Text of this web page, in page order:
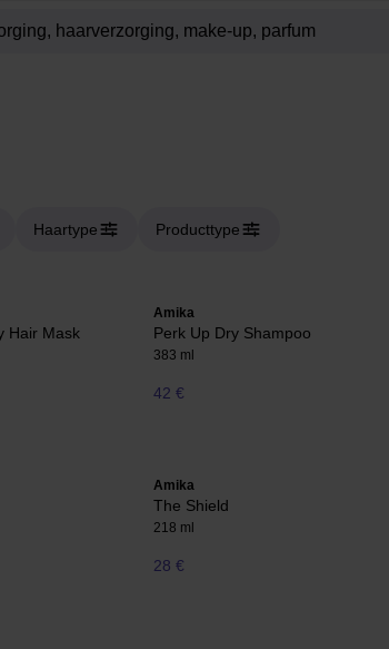
Haartype Producttype
Hair Mask
Amika
Perk Up Dry Shampoo
383 ml
42 €
Amika
The Shield
218 ml
28 €